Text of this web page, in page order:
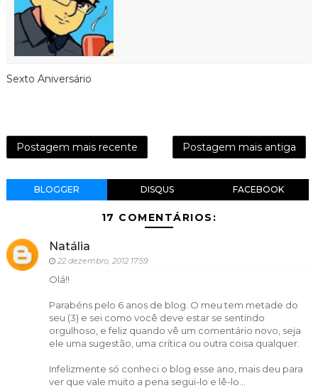
Sexto Aniversário
Postagem mais recente Postagem mais antiga
BLOGGER DISQUS FACEBOOK
17 COMENTÁRIOS:
Natália
22 dezembro, 2012 17:59
Olá!!
Parabéns pelo 6 anos de blog. O meu tem metade do
seu (3) e sei como você deve estar se sentindo
orgulhoso, e feliz quando vê um comentário novo, seja
ele uma sugestão, uma crítica ou outra coisa qualquer.
Infelizmente só conheci o blog esse ano, mais deu para
ver que vale muito a pena segui-lo e lê-lo...